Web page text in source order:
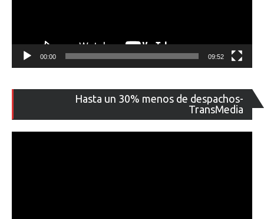
00:00 09:52
Hasta un 30% menos de despachos-
TransMedia
de